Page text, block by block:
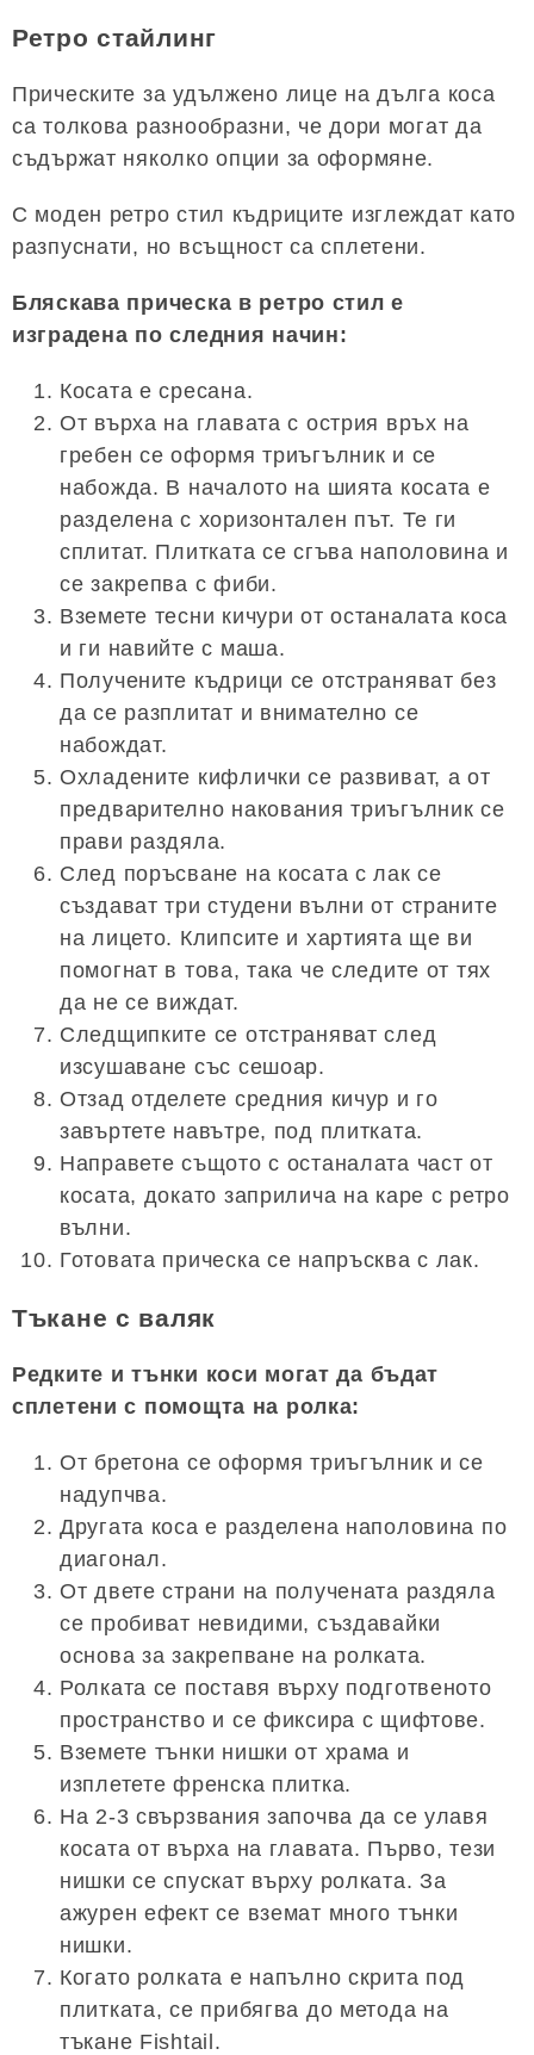
Ретро стайлинг
Прическите за удължено лице на дълга коса
са толкова разнообразни, че дори могат да
съдържат няколко опции за оформяне.
С моден ретро стил къдриците изглеждат като
разпуснати, но всъщност са сплетени.
Бляскава прическа в ретро стил е
изградена по следния начин:
Косата е сресана.
От върха на главата с острия връх на
гребен се оформя триъгълник и се
набожда. В началото на шията косата е
разделена с хоризонтален път. Те ги
сплитат. Плитката се сгъва наполовина и
се закрепва с фиби.
Вземете тесни кичури от останалата коса
и ги навийте с маша.
Получените къдрици се отстраняват без
да се разплитат и внимателно се
набождат.
Охладените кифлички се развиват, а от
предварително накования триъгълник се
прави раздяла.
След поръсване на косата с лак се
създават три студени вълни от страните
на лицето. Клипсите и хартията ще ви
помогнат в това, така че следите от тях
да не се виждат.
Следщипките се отстраняват след
изсушаване със сешоар.
Отзад отделете средния кичур и го
завъртете навътре, под плитката.
Направете същото с останалата част от
косата, докато заприлича на каре с ретро
вълни.
Готовата прическа се напръсква с лак.
Тъкане с валяк
Редките и тънки коси могат да бъдат
сплетени с помощта на ролка:
От бретона се оформя триъгълник и се
надупчва.
Другата коса е разделена наполовина по
диагонал.
От двете страни на получената раздяла
се пробиват невидими, създавайки
основа за закрепване на ролката.
Ролката се поставя върху подготвеното
пространство и се фиксира с щифтове.
Вземете тънки нишки от храма и
изплетете френска плитка.
На 2-3 свързвания започва да се улавя
косата от върха на главата. Първо, тези
нишки се спускат върху ролката. За
ажурен ефект се вземат много тънки
нишки.
Когато ролката е напълно скрита под
плитката, се прибягва до метода на
тъкане Fishtail.